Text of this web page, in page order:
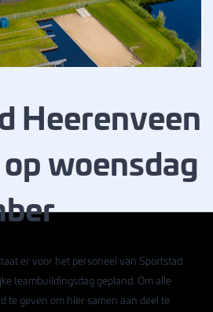
Heerenveen
woensdag
er voor het personeel van Sportstad
teambuildingsdag gepland. Om alle
te geven om hier samen aan deel te